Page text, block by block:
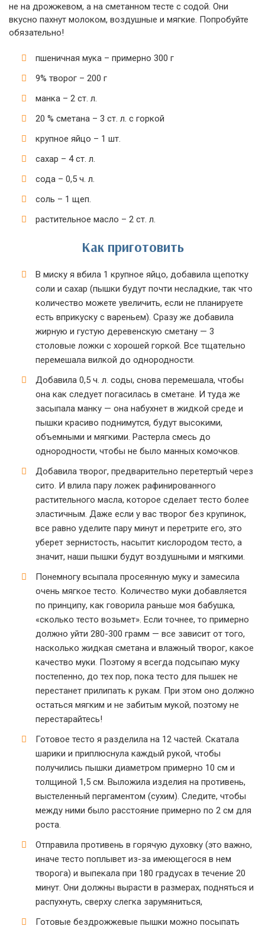
не на дрожжевом, а на сметанном тесте с содой. Они
вкусно пахнут молоком, воздушные и мягкие. Попробуйте
обязательно!
пшеничная мука – примерно 300 г
9% творог – 200 г
манка – 2 ст. л.
20 % сметана – 3 ст. л. с горкой
крупное яйцо – 1 шт.
сахар – 4 ст. л.
сода – 0,5 ч. л.
соль – 1 щеп.
растительное масло – 2 ст. л.
Как приготовить
В миску я вбила 1 крупное яйцо, добавила щепотку
соли и сахар (пышки будут почти несладкие, так что
количество можете увеличить, если не планируете
есть вприкуску с вареньем). Сразу же добавила
жирную и густую деревенскую сметану — 3
столовые ложки с хорошей горкой. Все тщательно
перемешала вилкой до однородности.
Добавила 0,5 ч. л. соды, снова перемешала, чтобы
она как следует погасилась в сметане. И туда же
засыпала манку — она набухнет в жидкой среде и
пышки красиво поднимутся, будут высокими,
объемными и мягкими. Растерла смесь до
однородности, чтобы не было манных комочков.
Добавила творог, предварительно перетертый через
сито. И влила пару ложек рафинированного
растительного масла, которое сделает тесто более
эластичным. Даже если у вас творог без крупинок,
все равно уделите пару минут и перетрите его, это
уберет зернистость, насытит кислородом тесто, а
значит, наши пышки будут воздушными и мягкими.
Понемногу всыпала просеянную муку и замесила
очень мягкое тесто. Количество муки добавляется
по принципу, как говорила раньше моя бабушка,
«сколько тесто возьмет». Если точнее, то примерно
должно уйти 280-300 грамм — все зависит от того,
насколько жидкая сметана и влажный творог, какое
качество муки. Поэтому я всегда подсыпаю муку
постепенно, до тех пор, пока тесто для пышек не
перестанет прилипать к рукам. При этом оно должно
остаться мягким и не забитым мукой, поэтому не
перестарайтесь!
Готовое тесто я разделила на 12 частей. Скатала
шарики и приплюснула каждый рукой, чтобы
получились пышки диаметром примерно 10 см и
толщиной 1,5 см. Выложила изделия на противень,
выстеленный пергаментом (сухим). Следите, чтобы
между ними было расстояние примерно по 2 см для
роста.
Отправила противень в горячую духовку (это важно,
иначе тесто поплывет из-за имеющегося в нем
творога) и выпекала при 180 градусах в течение 20
минут. Они должны вырасти в размерах, подняться и
распухнуть, сверху слегка зарумяниться,
Готовые бездрожжевые пышки можно посыпать